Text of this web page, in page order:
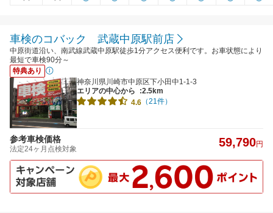
車検のコバック 武蔵中原駅前店
中原街道沿い、南武線武蔵中原駅徒歩1分アクセス便利です。お車状態により
最短で車検90分～
特典あり
神奈川県川崎市中原区下小田中1-1-3
エリアの中心から
:2.5km
4.6 （21件）
参考車検価格
法定24ヶ月点検対象 59,790円